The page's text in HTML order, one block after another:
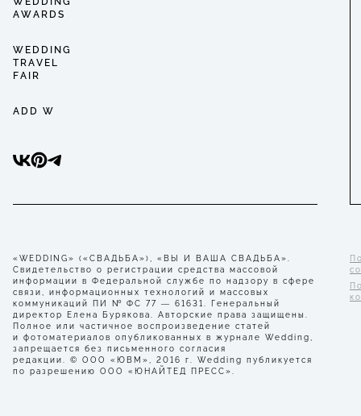
AWARDS
WEDDING
TRAVEL
FAIR
ADD W
«WEDDING» («СВАДЬБА»), «ВЫ И ВАША СВАДЬБА».
Свидетельство о регистрации средства массовой
информации в Федеральной службе по надзору в сфере
связи, информационных технологий и массовых
коммуникаций ПИ № ФС 77 — 61631. Генеральный
директор Елена Бурякова. Авторские права защищены.
Полное или частичное воспроизведение статей
и фотоматериалов опубликованных в журнале Wedding,
запрещается без письменного согласия
редакции. © ООО «ЮВМ», 2016 г. Wedding публикуется
по разрешению ООО «ЮНАЙТЕД ПРЕСС».